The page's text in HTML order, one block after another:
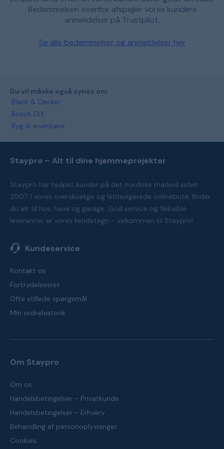
Bedømmelsen ovenfor afspejler vores kunders
anmeldelser på Trustpilot.
Se alle bedømmelser og anmeldelser her
Du vil måske også synes om
Black & Decker
Bosch DIY
Byg & inventarie
Staypro – Alt til dine hjemmeprojekter
Staypro har hjulpet kunder på det nordiske marked siden
2007. I vores overskuelige og letnavigerede onlinebutik finder
du alt til hus, have og garage. God service og fleksible
leverancer er vores kendetegn - velkommen til Staypro!
Kundeservice
Kontakt os
Fortrydelsesret
Ofte stillede spørgsmål
Min ordrehistorik
Om Staypro
Om os
Handelsbetingelser - Privatkunde
Handelsbetingelser - Erhverv
Behandling af personoplysninger
Cookies